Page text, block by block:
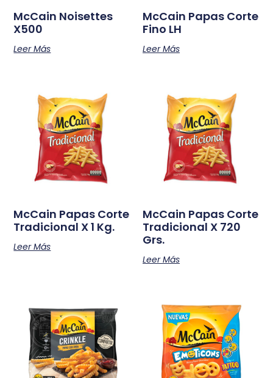
McCain Noisettes
X500
Leer Más
McCain Papas Corte
Fino LH
Leer Más
McCain Papas Corte
Tradicional X 1 Kg.
Leer Más
McCain Papas Corte
Tradicional X 720
Grs.
Leer Más